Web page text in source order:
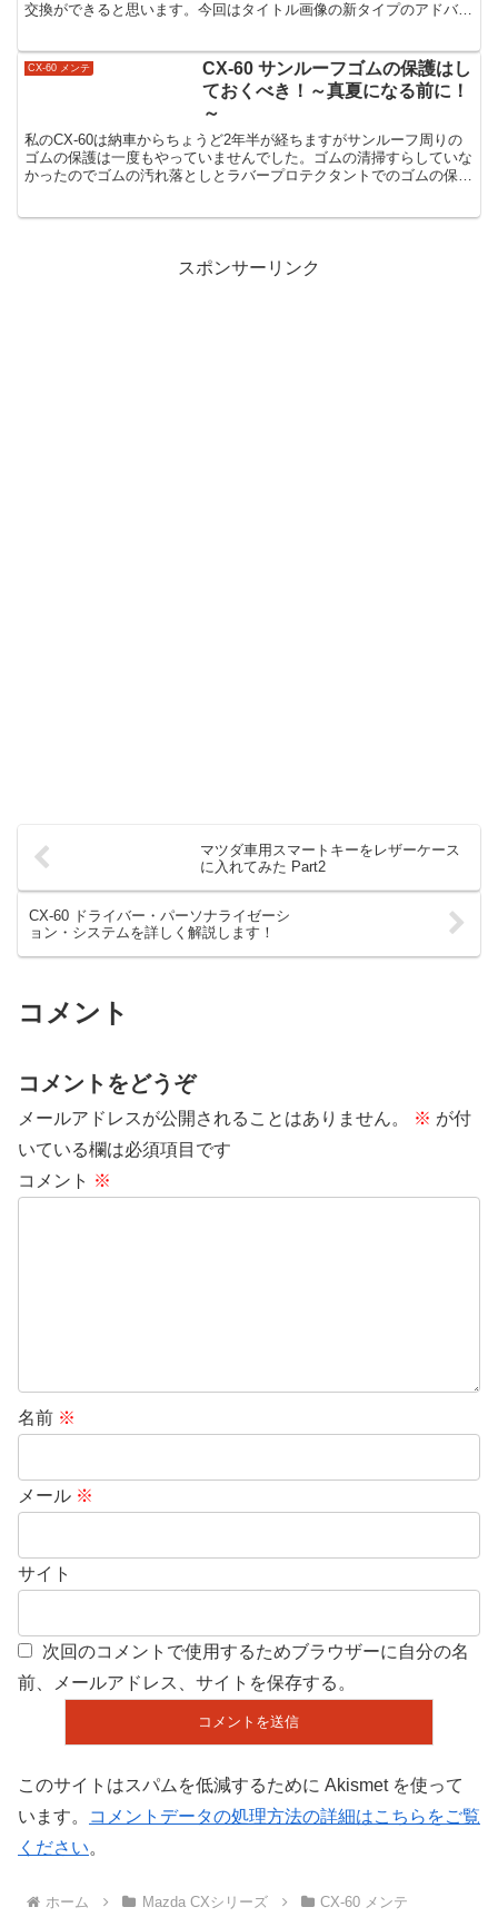
交換ができると思います。今回はタイトル画像の新タイプのアドバン
CX-60 メンテ
CX-60 サンルーフゴムの保護はし
ておくべき！～真夏になる前に！
～
私のCX-60は納車からちょうど2年半が経ちますがサンルーフ周りの
ゴムの保護は一度もやっていませんでした。ゴムの清掃すらしていな
かったのでゴムの汚れ落としとラバープロテクタントでのゴムの保
スポンサーリンク
マツダ車用スマートキーをレザーケース
に入れてみた Part2
CX-60 ドライバー・パーソナライゼーシ
ョン・システムを詳しく解説します！
コメント
コメントをどうぞ
メールアドレスが公開されることはありません。 ※ が付
いている欄は必須項目です
コメント ※
名前 ※
メール ※
サイト
次回のコメントで使用するためブラウザーに自分の名
前、メールアドレス、サイトを保存する。
このサイトはスパムを低減するために Akismet を使って
います。
コメントデータの処理方法の詳細はこちらをご覧
ください。
ホーム Mazda CXシリーズ CX-60 メンテ